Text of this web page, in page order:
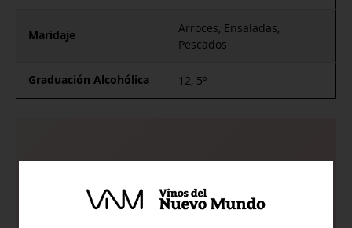
Maridaje
Arroces, Ensaladas,
Pescados
Graduación Alcohólica 12, 5º
verdosos